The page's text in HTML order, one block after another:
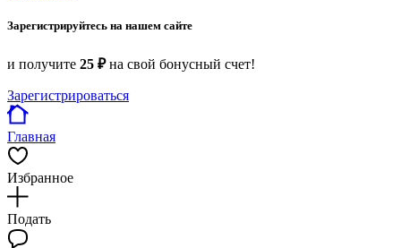
Зарегистрируйтесь на нашем сайте
и получите 25 ₽на свой бонусный счет!
Зарегистрироваться
Главная
Избранное
Подать